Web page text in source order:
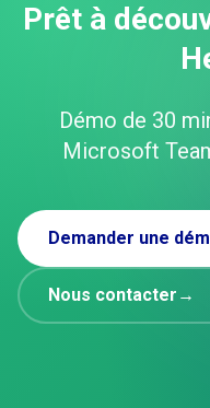
Prêt à
Démo de 30
Microsoft
Demander une
Nous contacter →